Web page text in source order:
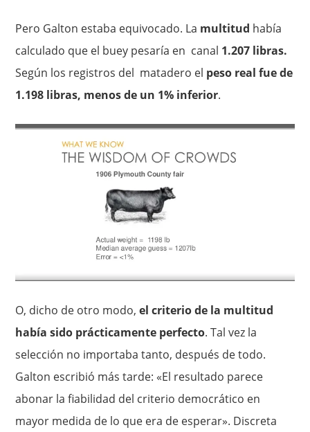
Pero Galton estaba equi­vocado. La multitud había
calculado que el buey pesaría en canal 1.207 libras.
Según los registros del matadero el peso real fue de
1.198 libras, menos de un 1% inferior.
O, dicho de otro modo,el criterio de la multitud
había sido prácticamente perfecto. Tal vez la
selección no importaba tanto, después de todo.
Galton escribió más tarde: «El resultado parece
abonar la fiabilidad del criterio democrático en
mayor medida de lo que era de esperar». Discreta